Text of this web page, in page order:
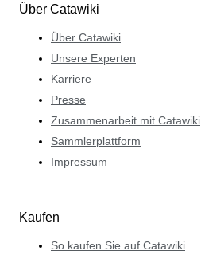
Über Catawiki
Über Catawiki
Unsere Experten
Karriere
Presse
Zusammenarbeit mit Catawiki
Sammlerplattform
Impressum
Kaufen
So kaufen Sie auf Catawiki